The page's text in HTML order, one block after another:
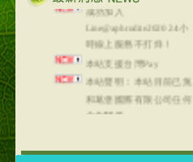
Line@aphrodite2020 24小
時線上服務不打烊！
本站支援台灣Pay
本站聲明：本站目前已無
和葛堡國際有限公司任何
合作關係
本站支援支付宝
陆运费不限重量，调降为